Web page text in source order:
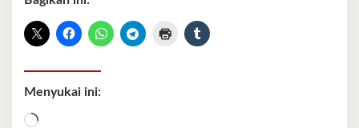
Menyukai ini:
Memuat...